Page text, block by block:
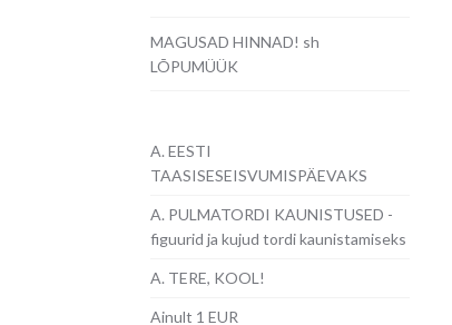
MAGUSAD HINNAD! sh
LÕPUMÜÜK
A. EESTI
TAASISESEISVUMISPÄEVAKS
A. PULMATORDI KAUNISTUSED -
figuurid ja kujud tordi kaunistamiseks
A. TERE, KOOL!
Ainult 1 EUR